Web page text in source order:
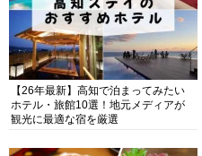
【26年最新】高知で泊まってみたい
ホテル・旅館10選！地元メディアが
観光に最適な宿を厳選